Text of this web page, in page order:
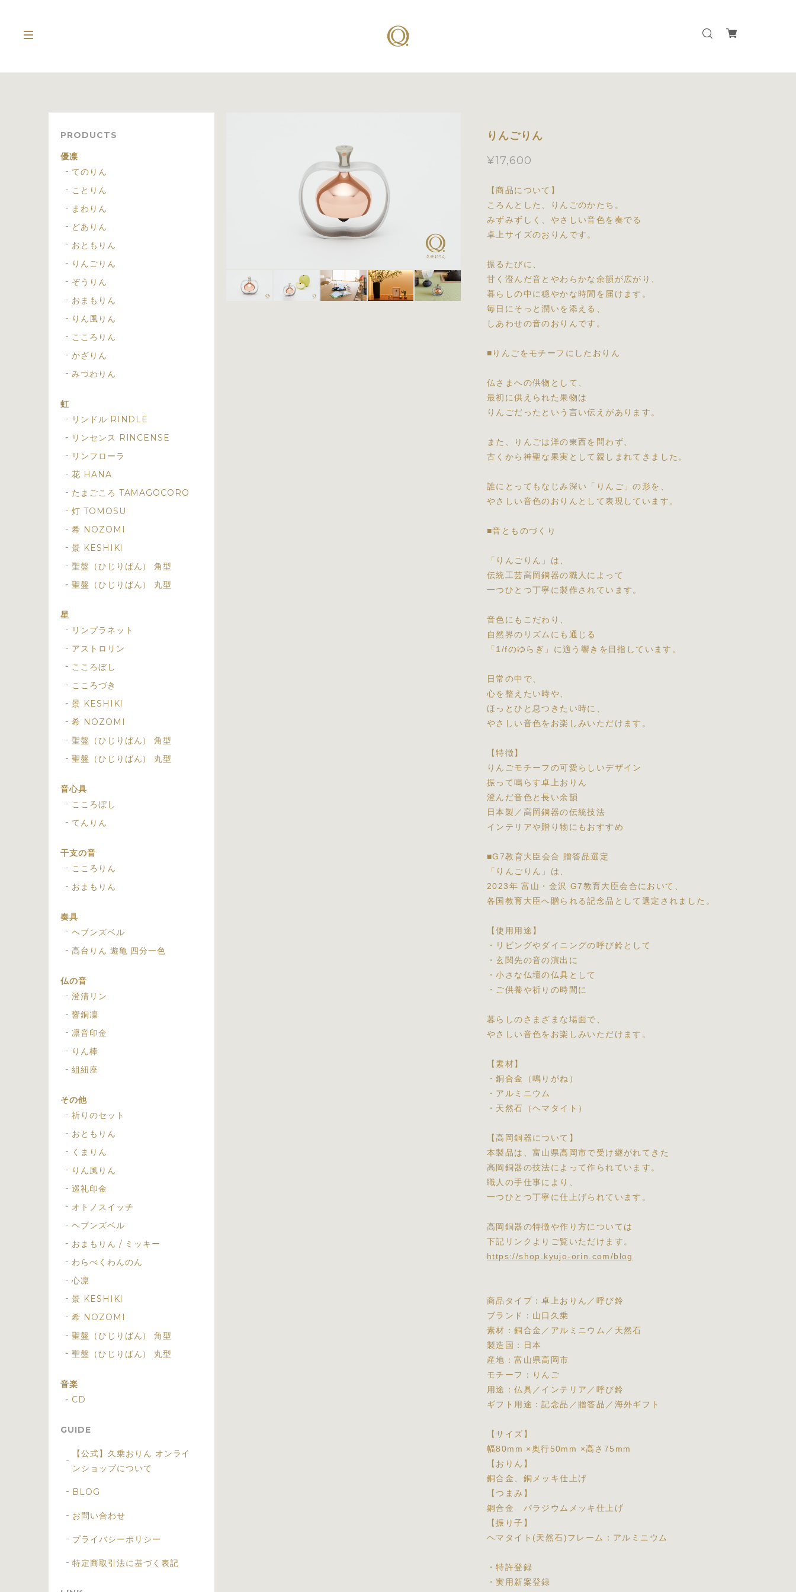
りんごりん
¥17,600
【商品について】
ころんとした、りんごのかたち。
みずみずしく、やさしい音色を奏でる
卓上サイズのおりんです。
振るたびに、
甘く澄んだ音とやわらかな余韻が広がり、
暮らしの中に穏やかな時間を届けます。
毎日にそっと潤いを添える、
しあわせの音のおりんです。
■りんごをモチーフにしたおりん
仏さまへの供物として、
最初に供えられた果物は
りんごだったという言い伝えがあります。
また、りんごは洋の東西を問わず、
古くから神聖な果実として親しまれてきました。
誰にとってもなじみ深い「りんご」の形を、
やさしい音色のおりんとして表現しています。
■音とものづくり
「りんごりん」は、
伝統工芸高岡銅器の職人によって
一つひとつ丁寧に製作されています。
音色にもこだわり、
自然界のリズムにも通じる
「1/fのゆらぎ」に適う響きを目指しています。
日常の中で、
心を整えたい時や、
ほっとひと息つきたい時に、
やさしい音色をお楽しみいただけます。
【特徴】
りんごモチーフの可愛らしいデザイン
振って鳴らす卓上おりん
澄んだ音色と長い余韻
日本製／高岡銅器の伝統技法
インテリアや贈り物にもおすすめ
■G7教育大臣会合 贈答品選定
「りんごりん」は、
2023年 富山・金沢 G7教育大臣会合において、
各国教育大臣へ贈られる記念品として選定されました。
【使用用途】
・リビングやダイニングの呼び鈴として
・玄関先の音の演出に
・小さな仏壇の仏具として
・ご供養や祈りの時間に
暮らしのさまざまな場面で、
やさしい音色をお楽しみいただけます。
【素材】
・銅合金（鳴りがね）
・アルミニウム
・天然石（ヘマタイト）
【高岡銅器について】
本製品は、富山県高岡市で受け継がれてきた
高岡銅器の技法によって作られています。
職人の手仕事により、
一つひとつ丁寧に仕上げられています。
高岡銅器の特徴や作り方については
下記リンクよりご覧いただけます。
https://shop.kyujo-orin.com/blog
商品タイプ：卓上おりん／呼び鈴
ブランド：山口久乗
素材：銅合金／アルミニウム／天然石
製造国：日本
産地：富山県高岡市
モチーフ：りんご
用途：仏具／インテリア／呼び鈴
ギフト用途：記念品／贈答品／海外ギフト
【サイズ】
幅80mm ×奥行50mm ×高さ75mm
【おりん】
銅合金、銅メッキ仕上げ
【つまみ】
銅合金 パラジウムメッキ仕上げ
【振り子】
ヘマタイト(天然石)フレーム：アルミニウム
・特許登録
・実用新案登録
PRODUCTS
優凛
てのりん
ことりん
まわりん
どありん
おともりん
りんごりん
ぞうりん
おまもりん
りん風りん
こころりん
かざりん
みつわりん
虹
リンドル RINDLE
リンセンス RINCENSE
リンフローラ
花 HANA
たまごころ TAMAGOCORO
灯 TOMOSU
希 NOZOMI
景 KESHIKI
聖盤（ひじりばん） 角型
聖盤（ひじりばん） 丸型
星
リンプラネット
アストロリン
こころぼし
こころづき
景 KESHIKI
希 NOZOMI
聖盤（ひじりばん） 角型
聖盤（ひじりばん） 丸型
音心具
こころぼし
てんりん
干支の音
こころりん
おまもりん
奏具
ヘブンズベル
高台りん 遊亀 四分一色
仏の音
澄清リン
響銅凜
凛音印金
りん棒
組紐座
その他
祈りのセット
おともりん
くまりん
りん風りん
巡礼印金
オトノスイッチ
ヘブンズベル
おまもりん / ミッキー
わらべくわんのん
心凛
景 KESHIKI
希 NOZOMI
聖盤（ひじりばん） 角型
聖盤（ひじりばん） 丸型
音楽
CD
GUIDE
【公式】久乗おりん オンライ
ンショップについて
BLOG
お問い合わせ
プライバシーポリシー
特定商取引法に基づく表記